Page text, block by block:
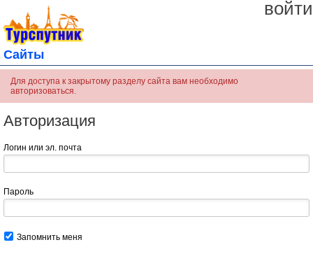
войти
Сайты
Для доступа к закрытому разделу сайта вам необходимо
авторизоваться.
Авторизация
Логин или эл. почта
Пароль
Запомнить меня